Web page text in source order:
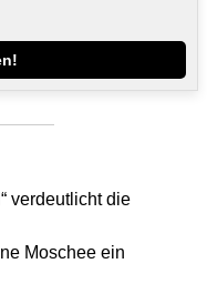
verdeutlicht die
Moschee ein